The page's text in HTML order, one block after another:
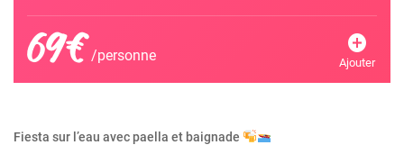
69€/personne add_circle
Ajouter
Fiesta sur l’eau avec paella et baignade